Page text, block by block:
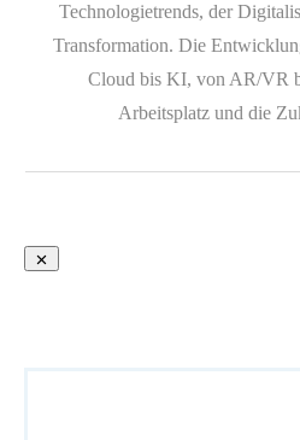
Technologietrends, der
Transformation. Die
Cloud bis KI, von AR/VR
Arbeitsplatz und die